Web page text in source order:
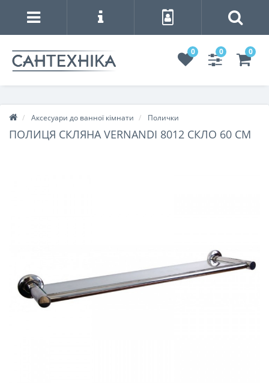
0 0 0
Аксесуари до ванної кімнати Полички
ПОЛИЦЯ СКЛЯНА VERNANDI 8012 СКЛО 60 СМ